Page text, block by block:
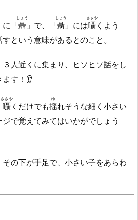
に「聶
しょう
」で、「聶
しょう
」には囁
ささや
くよう
という意味があるとのこと。
３人近くに集まり、ヒソヒソ話をし
す！👂
囁
ささや
くだけでも揺
ゆ
れそうな細く小さい
で覚えてみてはいかがでしょう
その下が手足で、小さい子をあらわ